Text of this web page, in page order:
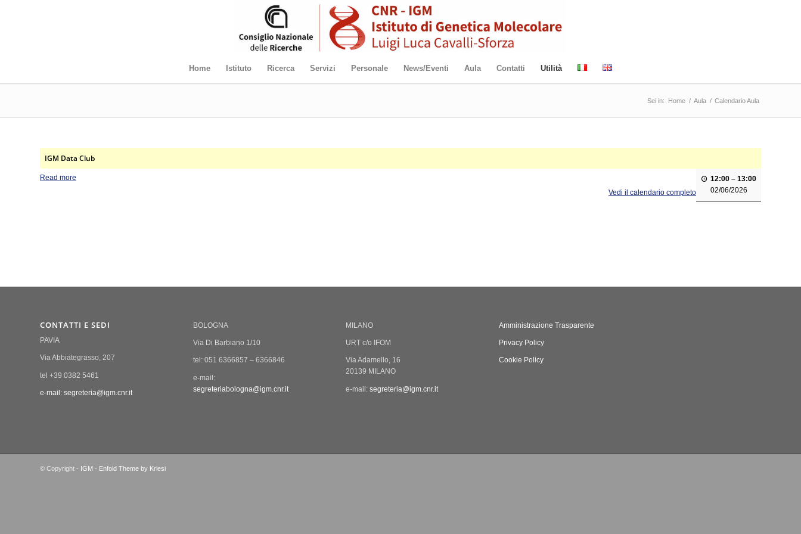
Home Istituto Ricerca Servizi Personale News/Eventi Aula Contatti Utilità
Sei in: Home / Aula / Calendario Aula
IGM Data Club
12:00 – 13:00
02/06/2026
Read more
Vedi il calendario completo
CONTATTI E SEDI
PAVIA
Via Abbiategrasso, 207
tel +39 0382 5461
e-mail: segreteria@igm.cnr.it
BOLOGNA
Via Di Barbiano 1/10
tel: 051 6366857 – 6366846
e-mail:
segreteriabologna@igm.cnr.it
MILANO
URT c/o IFOM
Via Adamello, 16
20139 MILANO
e-mail: segreteria@igm.cnr.it
Amministrazione Trasparente
Privacy Policy
Cookie Policy
© Copyright - IGM - Enfold Theme by Kriesi